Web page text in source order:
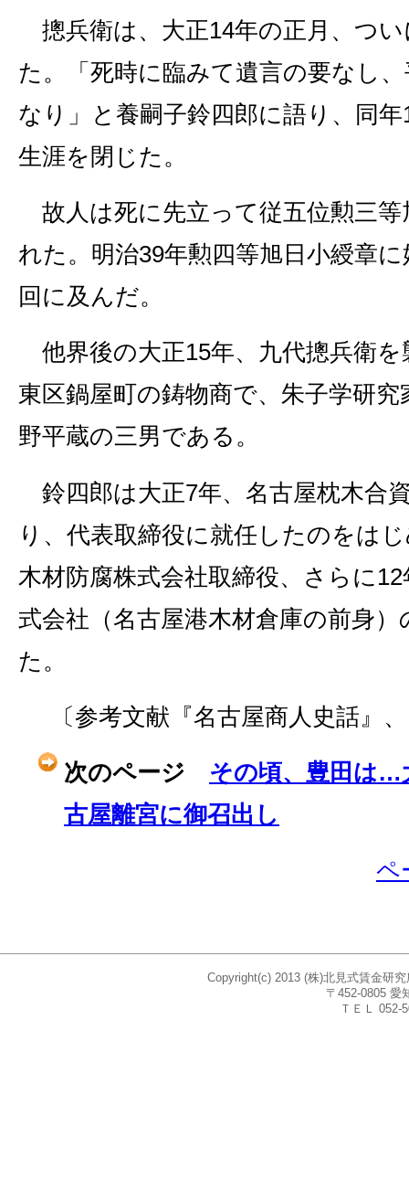
摠兵衛は、大正14年の正月、つ
た。「死時に臨みて遺言の要なし
なり」と養嗣子鈴四郎に語り、同
生涯を閉じた。
故人は死に先立って従五位勲三等
れた。明治39年勲四等旭日小綬章
回に及んだ。
他界後の大正15年、九代摠兵衛
東区鍋屋町の鋳物商で、朱子学研
野平蔵の三男である。
鈴四郎は大正7年、名古屋枕木合
り、代表取締役に就任したのをは
木材防腐株式会社取締役、さらに
式会社（名古屋港木材倉庫の前身
た。
〔参考文献『名古屋商人史話』
次のページ その頃、豊田は…
古屋離宮に御召出し
ペ
Copyright(c) 2013 (株)北見式賃金研
〒452-0805 愛
ＴＥＬ 052-